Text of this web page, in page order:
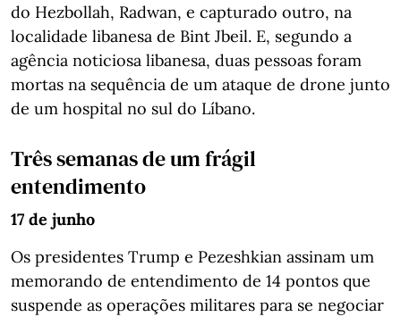
do Hezbollah, Radwan, e capturado outro, na
localidade libanesa de Bint Jbeil. E, segundo a
agência noticiosa libanesa, duas pessoas foram
mortas na sequência de um ataque de drone junto
de um hospital no sul do Líbano.
Três semanas de um frágil
entendimento
17 de junho
Os presidentes Trump e Pezeshkian assinam um
memorando de entendimento de 14 pontos que
suspende as operações militares para se negociar